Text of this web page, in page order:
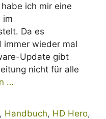
ich mir eine
im
Da es
immer wieder mal
Update gibt
nicht für alle
…
, Handbuch, HD Hero,